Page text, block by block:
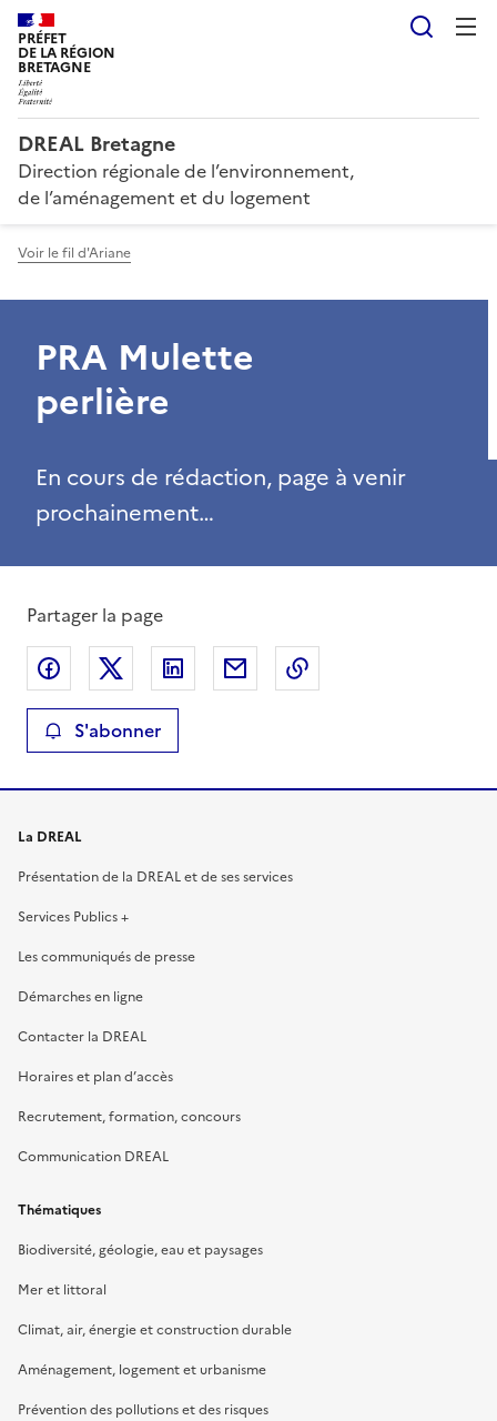
PRÉFET
DE LA RÉGION
BRETAGNE
DREAL Bretagne
Direction régionale de l’environnement,
de l’aménagement et du logement
Voir le fil d'Ariane
PRA Mulette
perlière
En cours de rédaction, page à venir
prochainement…
Partager la page
Partager sur Facebook
Partager sur XPartager sur LinkedIn
Partager par email
S'abonner
La DREAL
Présentation de la DREAL et de ses services
Services Publics +
Les communiqués de presse
Démarches en ligne
Contacter la DREAL
Horaires et plan d’accès
Recrutement, formation, concours
Communication DREAL
Thématiques
Biodiversité, géologie, eau et paysages
Mer et littoral
Climat, air, énergie et construction durable
Aménagement, logement et urbanisme
Prévention des pollutions et des risques